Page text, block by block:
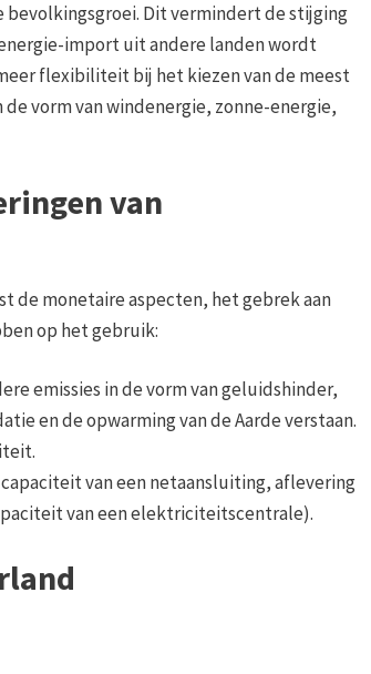
bevolkingsgroei. Dit vermindert de stijging
import uit andere landen wordt
flexibiliteit bij het kiezen van de meest
vorm van windenergie, zonne-energie,
van
de monetaire aspecten, het gebrek aan
op het gebruik:
emissies in de vorm van geluidshinder,
en de opwarming van de Aarde verstaan.
van een netaansluiting, aflevering
van een elektriciteitscentrale).